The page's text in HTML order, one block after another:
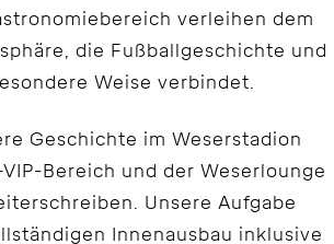
verleihen dem
die Fußballgeschichte und
Weise verbindet.
Geschichte im Weserstadion
Bereich und der Weserlounge
Unsere Aufgabe
Innenausbau inklusive